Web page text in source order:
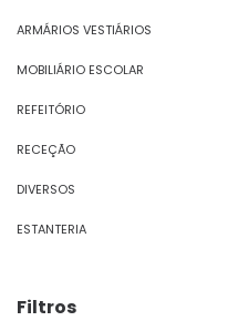
ARMÁRIOS VESTIÁRIOS
MOBILIÁRIO ESCOLAR
REFEITÓRIO
RECEÇÃO
DIVERSOS
ESTANTERIA
Filtros